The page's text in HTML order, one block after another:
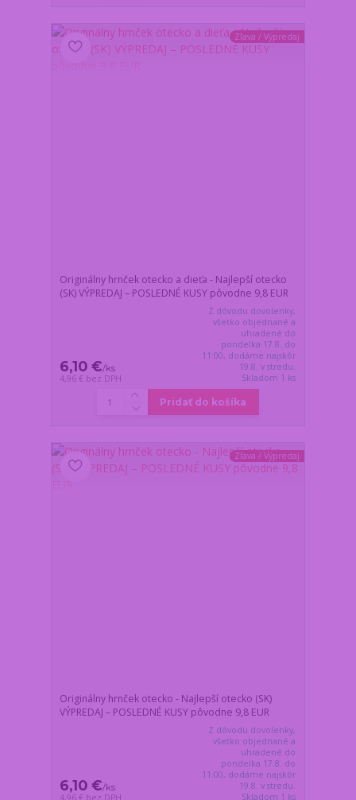
Zľava / Výpredaj
Originálny hrnček otecko a dieťa - Najlepší otecko
(SK) VÝPREDAJ – POSLEDNÉ KUSY pôvodne 9,8 EUR
6,10 €/ks
4,96 € bez DPH
Z dôvodu dovolenky,
všetko objednané a
uhradené do
pondelka 17.8. do
11:00, dodáme najskôr
19.8. v stredu.
Skladom 1 ks
Pridať do košíka
Zľava / Výpredaj
Originálny hrnček otecko - Najlepší otecko (SK)
VÝPREDAJ – POSLEDNÉ KUSY pôvodne 9,8 EUR
6,10 €/ks
4,96 € bez DPH
Z dôvodu dovolenky,
všetko objednané a
uhradené do
pondelka 17.8. do
11:00, dodáme najskôr
19.8. v stredu.
Skladom 1 ks